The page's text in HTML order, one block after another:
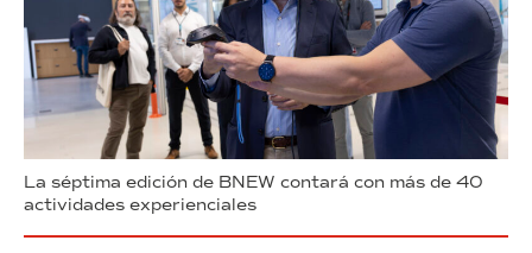
La séptima edición de BNEW contará con más de 40
actividades experienciales